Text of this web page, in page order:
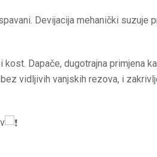
Devijacija mehanički suzuje
Dapače, dugotrajna primjena
vidljivih vanjskih rezova, i